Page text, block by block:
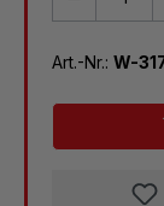
Art.-Nr.: W-